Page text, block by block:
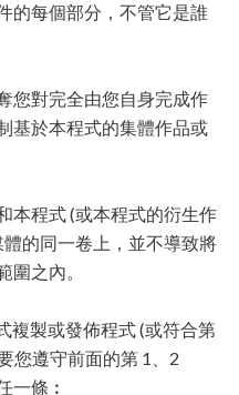
的每個部分，不管它是誰
您對完全由您自身完成作
基於本程式的集體作品或
本程式 (或本程式的衍生作
的同一卷上，並不導致將
圍之內。
複製或發佈程式 (或符合第
您遵守前面的第 1、2
一條︰